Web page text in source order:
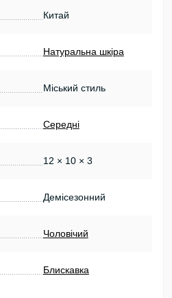
Китай
Натуральна шкіра
Міський стиль
Середні
12 × 10 × 3
Демісезонний
Чоловічий
Блискавка